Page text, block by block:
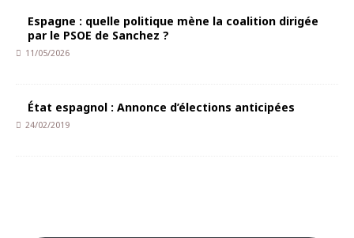
Espagne : quelle politique mène la coalition dirigée
par le PSOE de Sanchez ?
11/05/2026
État espagnol : Annonce d’élections anticipées
24/02/2019